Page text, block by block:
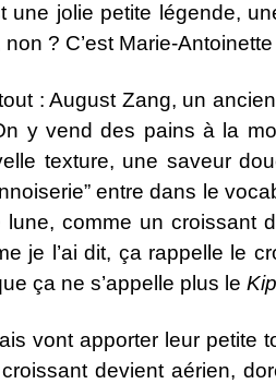
une jolie petite légende,
? C’est Marie-
: August Zang, un
y vend des pains à la
texture, une saveur
entre dans le
comme un croissant
je l’ai dit, ça rappelle le
ça ne s’appelle plus le
vont apporter leur petite
devient aérien,